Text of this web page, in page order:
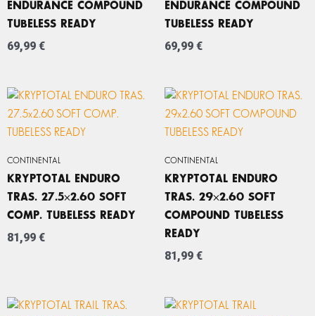
ENDURANCE COMPOUND
TUBELESS READY
69,99 €
ENDURANCE COMPOUND
TUBELESS READY
69,99 €
CONTINENTAL
KRYPTOTAL ENDURO
TRAS. 27.5×2.60 SOFT
COMP. TUBELESS READY
81,99 €
CONTINENTAL
KRYPTOTAL ENDURO
TRAS. 29×2.60 SOFT
COMPOUND TUBELESS
READY
81,99 €